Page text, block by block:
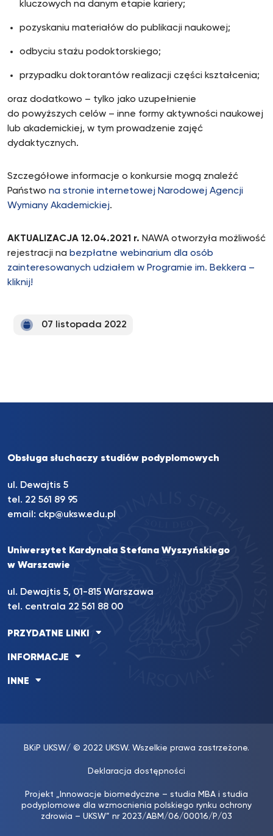
kluczowych na danym etapie kariery;
pozyskaniu materiałów do publikacji naukowej;
odbyciu stażu podoktorskiego;
przypadku doktorantów realizacji części kształcenia;
oraz dodatkowo – tylko jako uzupełnienie
do powyższych celów – inne formy aktywności naukowej
lub akademickiej, w tym prowadzenie zajęć
dydaktycznych.
Szczegółowe informacje o konkursie mogą znaleźć
Państwo na stronie internetowej Narodowej Agencji
Wymiany Akademickiej.
AKTUALIZACJA 12.04.2021 r. NAWA otworzyła możliwość
rejestracji na bezpłatne webinarium dla osób
zainteresowanych udziałem w Programie im. Bekkera –
kliknij!
07 listopada 2022
Obsługa słuchaczy studiów podyplomowych
ul. Dewajtis 5
tel. 22 561 89 95
email: ckp@uksw.edu.pl
Uniwersytet Kardynała Stefana Wyszyńskiego
w Warszawie
ul. Dewajtis 5, 01-815 Warszawa
tel. centrala 22 561 88 00
PRZYDATNE LINKI
INFORMACJE
INNE
BKiP UKSW/ © 2022 UKSW. Wszelkie prawa zastrzeżone.
Deklaracja dostępności
Projekt „Innowacje biomedyczne – studia MBA i studia
podyplomowe dla wzmocnienia polskiego rynku ochrony
zdrowia – UKSW” nr 2023/ABM/06/00016/P/03